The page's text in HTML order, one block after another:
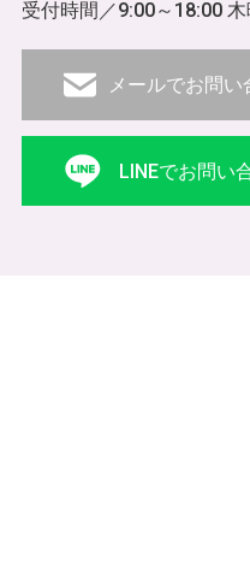
受付時間／9:00～18:00
メールでお問い
LINEでお問い